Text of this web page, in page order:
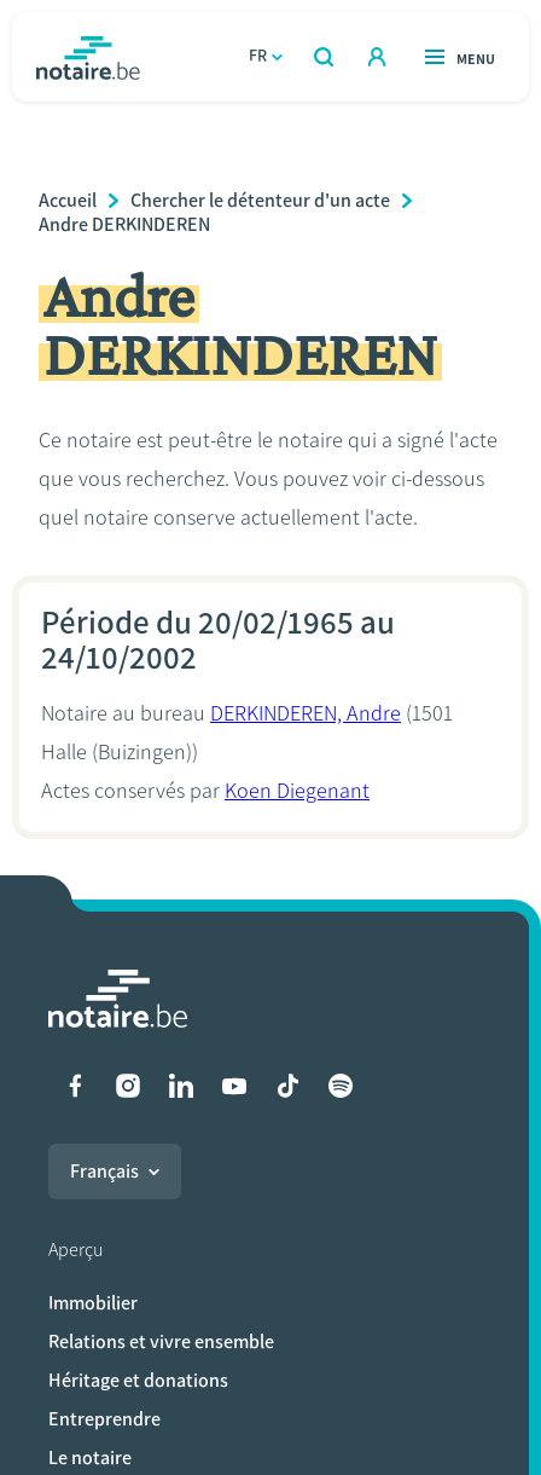
FR
OUVERT
RECHERCHER
OUVERT
MENU
Relations et vivre ensemble
Héritage et donations
Entreprendre
Calculateurs
Breadcrumb
Accueil
Chercher le détenteur d'un acte
Andre DERKINDEREN
Andre
DERKINDEREN
Ce notaire est peut-être le notaire qui a signé l'acte
que vous recherchez. Vous pouvez voir ci-dessous
quel notaire conserve actuellement l'acte.
Période du 20/02/1965 au
24/10/2002
Notaire au bureau DERKINDEREN, Andre (1501
Halle (Buizingen))
Actes conservés par Koen Diegenant
Liens vers les réseaux
Français
Aperçu
Immobilier
Relations et vivre ensemble
Héritage et donations
Entreprendre
Le notaire